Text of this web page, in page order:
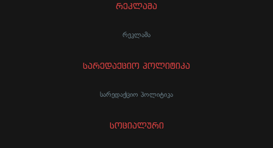
რეკლამა
რეკლამა
სარედაქციო პოლიტიკა
სარედაქციო პოლიტიკა
სოციალური